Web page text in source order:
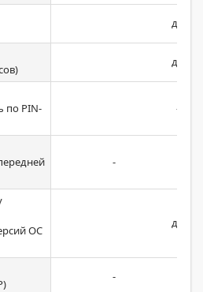
да
да
по PIN-
-
-
ОС
да
-